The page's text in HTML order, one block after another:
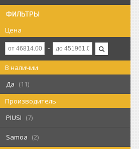
ФИЛЬТРЫ
Цена
В наличии
Да
11
Производитель
PIUSI
7
Samoa 2